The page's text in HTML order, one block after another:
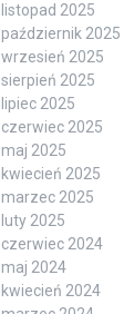
listopad 2025
październik 2025
wrzesień 2025
sierpień 2025
lipiec 2025
czerwiec 2025
maj 2025
kwiecień 2025
marzec 2025
luty 2025
czerwiec 2024
maj 2024
kwiecień 2024